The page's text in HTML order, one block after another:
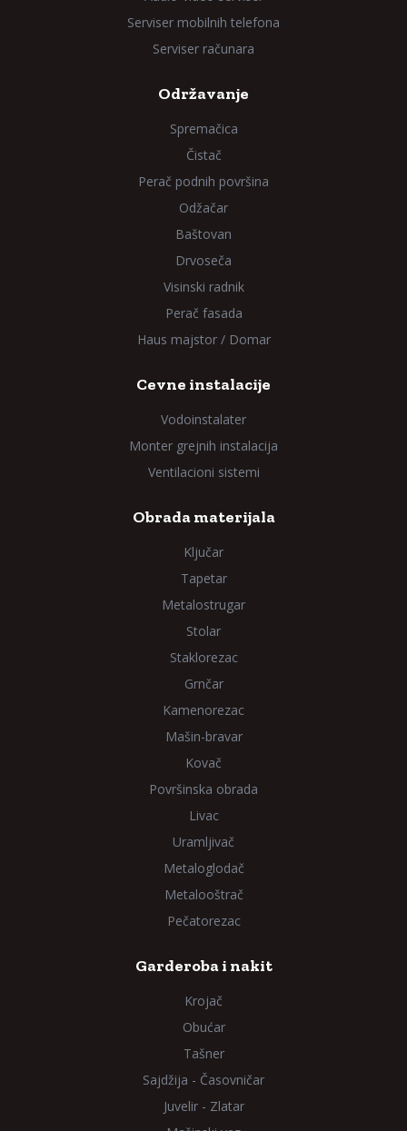
Serviser mobilnih telefona
Serviser računara
Održavanje
Spremačica
Čistač
Perač podnih površina
Odžačar
Baštovan
Drvoseča
Visinski radnik
Perač fasada
Haus majstor / Domar
Cevne instalacije
Vodoinstalater
Monter grejnih instalacija
Ventilacioni sistemi
Obrada materijala
Ključar
Tapetar
Metalostrugar
Stolar
Staklorezac
Grnčar
Kamenorezac
Mašin-bravar
Kovač
Površinska obrada
Livac
Uramljivač
Metaloglodač
Metalooštrač
Pečatorezac
Garderoba i nakit
Krojač
Obućar
Tašner
Sajdžija - Časovničar
Juvelir - Zlatar